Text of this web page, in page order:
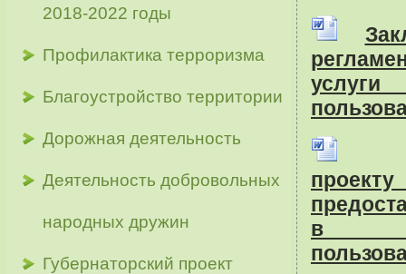
2018-2022 годы
Профилактика терроризма
Благоустройство территории
Дорожная деятельность
Деятельность добровольных
народных дружин
Губернаторский проект
услуги
в